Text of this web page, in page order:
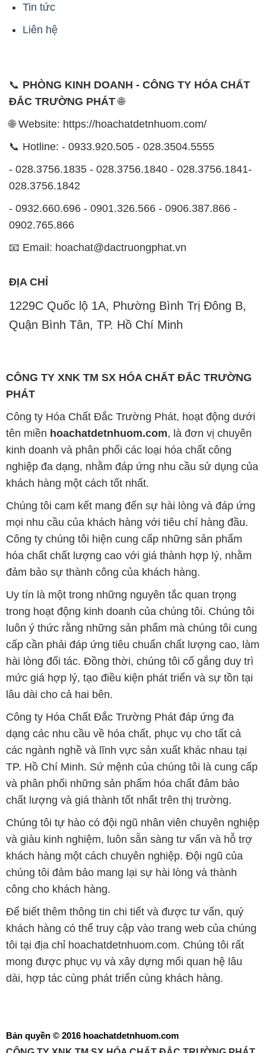
Tin tức
Liên hệ
📞 PHÒNG KINH DOANH - CÔNG TY HÓA CHẤT
ĐẮC TRƯỜNG PHÁT🌐
🌐 Website: https://hoachatdetnhuom.com/
📞 Hotline: - 0933.920.505 - 028.3504.5555
- 028.3756.1835 - 028.3756.1840 - 028.3756.1841-
028.3756.1842
- 0932.660.696 - 0901.326.566 - 0906.387.866 -
0902.765.866
📧 Email: hoachat@dactruongphat.vn
ĐỊA CHỈ
1229C Quốc lộ 1A, Phường Bình Trị Đông B,
Quận Bình Tân, TP. Hồ Chí Minh
CÔNG TY XNK TM SX HÓA CHẤT ĐẮC TRƯỜNG
PHÁT
Công ty Hóa Chất Đắc Trường Phát, hoạt động dưới
tên miền hoachatdetnhuom.com, là đơn vị chuyên
kinh doanh và phân phối các loại hóa chất công
nghiệp đa dạng, nhằm đáp ứng nhu cầu sử dụng của
khách hàng một cách tốt nhất.
Chúng tôi cam kết mang đến sự hài lòng và đáp ứng
mọi nhu cầu của khách hàng với tiêu chí hàng đầu.
Công ty chúng tôi hiện cung cấp những sản phẩm
hóa chất chất lượng cao với giá thành hợp lý, nhằm
đảm bảo sự thành công của khách hàng.
Uy tín là một trong những nguyên tắc quan trọng
trong hoạt động kinh doanh của chúng tôi. Chúng tôi
luôn ý thức rằng những sản phẩm mà chúng tôi cung
cấp cần phải đáp ứng tiêu chuẩn chất lượng cao, làm
hài lòng đối tác. Đồng thời, chúng tôi cố gắng duy trì
mức giá hợp lý, tạo điều kiện phát triển và sự tồn tại
lâu dài cho cả hai bên.
Công ty Hóa Chất Đắc Trường Phát đáp ứng đa
dạng các nhu cầu về hóa chất, phục vụ cho tất cả
các ngành nghề và lĩnh vực sản xuất khác nhau tại
TP. Hồ Chí Minh. Sứ mệnh của chúng tôi là cung cấp
và phân phối những sản phẩm hóa chất đảm bảo
chất lượng và giá thành tốt nhất trên thị trường.
Chúng tôi tự hào có đội ngũ nhân viên chuyên nghiệp
và giàu kinh nghiệm, luôn sẵn sàng tư vấn và hỗ trợ
khách hàng một cách chuyên nghiệp. Đội ngũ của
chúng tôi đảm bảo mang lại sự hài lòng và thành
công cho khách hàng.
Để biết thêm thông tin chi tiết và được tư vấn, quý
khách hàng có thể truy cập vào trang web của chúng
tôi tại địa chỉ hoachatdetnhuom.com. Chúng tôi rất
mong được phục vụ và xây dựng mối quan hệ lâu
dài, hợp tác cùng phát triển cùng khách hàng.
Bản quyền © 2016 hoachatdetnhuom.com